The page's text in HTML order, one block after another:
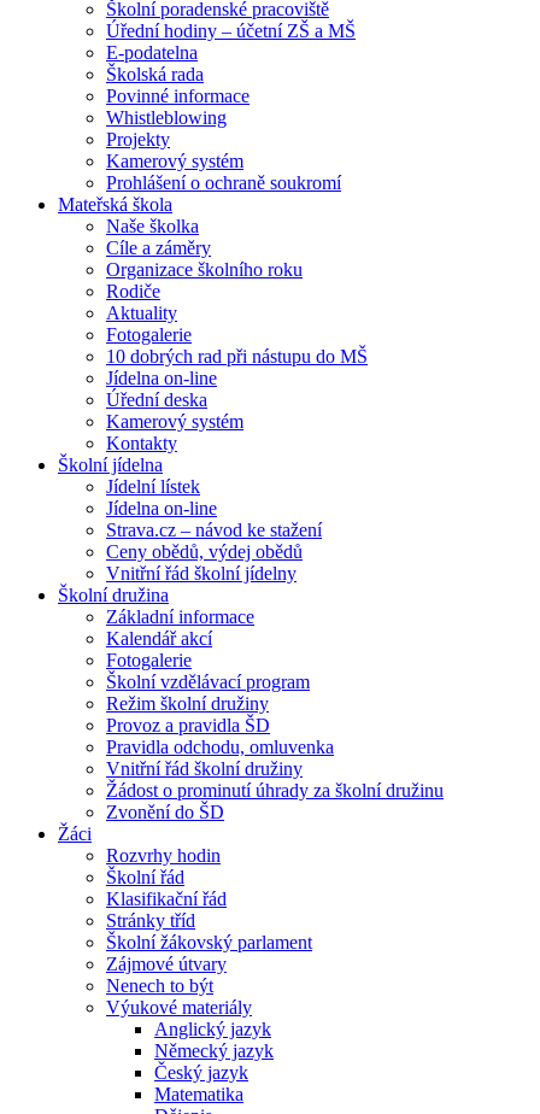
Školní poradenské pracoviště
Úřední hodiny – účetní ZŠ a MŠ
E-podatelna
Školská rada
Povinné informace
Whistleblowing
Projekty
Kamerový systém
Prohlášení o ochraně soukromí
Mateřská škola
Naše školka
Cíle a záměry
Organizace školního roku
Rodiče
Aktuality
Fotogalerie
10 dobrých rad při nástupu do MŠ
Jídelna on-line
Úřední deska
Kamerový systém
Kontakty
Školní jídelna
Jídelní lístek
Jídelna on-line
Strava.cz – návod ke stažení
Ceny obědů, výdej obědů
Vnitřní řád školní jídelny
Školní družina
Základní informace
Kalendář akcí
Fotogalerie
Školní vzdělávací program
Režim školní družiny
Provoz a pravidla ŠD
Pravidla odchodu, omluvenka
Vnitřní řád školní družiny
Žádost o prominutí úhrady za školní družinu
Zvonění do ŠD
Žáci
Rozvrhy hodin
Školní řád
Klasifikační řád
Stránky tříd
Školní žákovský parlament
Zájmové útvary
Nenech to být
Výukové materiály
Anglický jazyk
Německý jazyk
Český jazyk
Matematika